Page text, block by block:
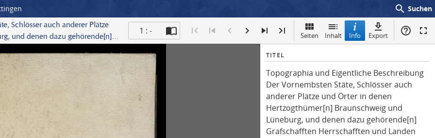
search Suchen
Schlösser auch anderer Plätze
und denen dazu gehörende[n]
1 : - Seiten Inhalt Info Export
I
f
o
TITEL
Topographia und Eigentliche Beschreibung
Der Vornembsten Stäte, Schlösser auch
anderer Plätze und Örter in denen
Hertzogthümer[n] Braunschweig und
Lüneburg, und denen dazu gehörende[n]
Grafschafften Herrschafften und Landen